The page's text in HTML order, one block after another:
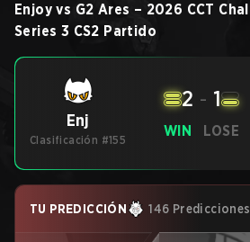
Enjoy vs G2 Ares – 2026 CCT
Series 3 CS2 Partido
Enj
Clasificación #155
WIN
2 - 1
LOSE
TU PREDICCIÓN 146 Predicciones